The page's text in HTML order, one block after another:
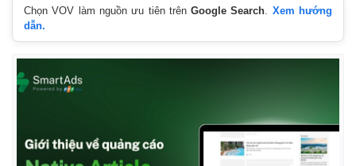
Chọn VOV làm nguồn ưu tiên trênGoogle Search
Xem hướng
dẫn.